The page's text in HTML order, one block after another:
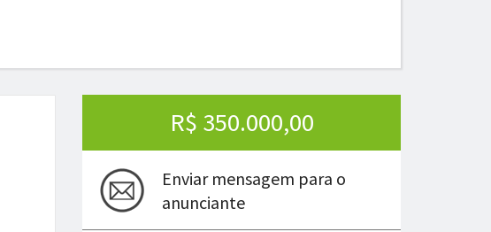
R$ 350.000,00
Enviar mensagem para o
anunciante